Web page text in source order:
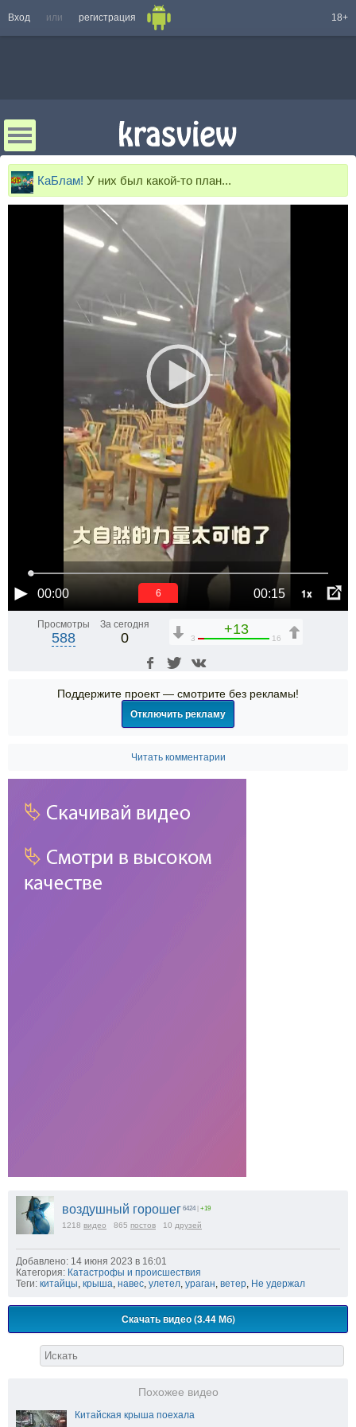
Вход или регистрация 18+
КаБлам! У них был какой-то план...
00:00 00:15 1x
6
Просмотры
588
За сегодня
0
+13
3 16
Поддержите проект — смотрите без рекламы!
Отключить рекламу
Читать комментарии
воздушный горошег 6424 +19
1218 видео 865 постов 10 друзей
Добавлено: 14 июня 2023 в 16:01
Категория: Катастрофы и происшествия
Теги: китайцы, крыша, навес, улетел, ураган, ветер, Не удержал
Скачать видео (3.44 Мб)
Похожее видео
Китайская крыша поехала